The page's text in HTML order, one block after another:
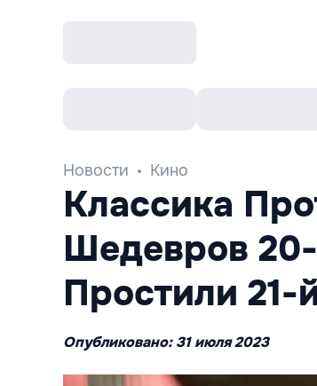
Новости Кино
Классика
Шедевров
Простили 21-
Опубликовано: 31 июля 2023